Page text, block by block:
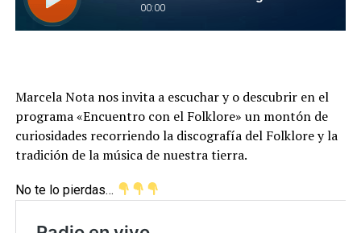
Marcela Nota nos invita a escuchar y o descubrir en el
programa «Encuentro con el Folklore» un montón de
curiosidades recorriendo la discografía del Folklore y la
tradición de la música de nuestra tierra.
No te lo pierdas…